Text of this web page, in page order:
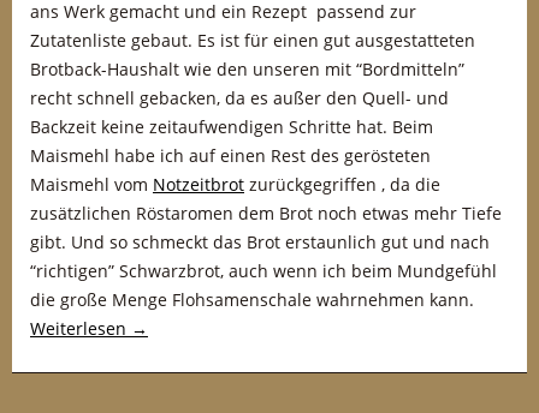
ans Werk gemacht und ein Rezept passend zur
Zutatenliste gebaut. Es ist für einen gut ausgestatteten
Brotback-Haushalt wie den unseren mit “Bordmitteln”
recht schnell gebacken, da es außer den Quell- und
Backzeit keine zeitaufwendigen Schritte hat. Beim
Maismehl habe ich auf einen Rest des gerösteten
Maismehl vom Notzeitbrot zurückgegriffen , da die
zusätzlichen Röstaromen dem Brot noch etwas mehr Tiefe
gibt. Und so schmeckt das Brot erstaunlich gut und nach
“richtigen” Schwarzbrot, auch wenn ich beim Mundgefühl
die große Menge Flohsamenschale wahrnehmen kann.
Weiterlesen →